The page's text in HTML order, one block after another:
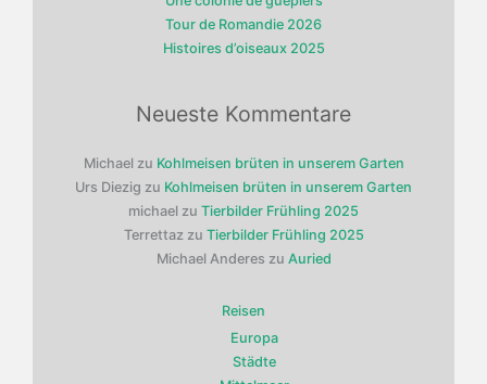
Tour de Romandie 2026
Histoires d’oiseaux 2025
Neueste Kommentare
Michael zu Kohlmeisen brüten in unserem Garten
Urs Diezig zu Kohlmeisen brüten in unserem Garten
michael zu Tierbilder Frühling 2025
Terrettaz zu Tierbilder Frühling 2025
Michael Anderes zu Auried
Reisen
Europa
Städte